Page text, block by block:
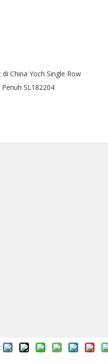
di China Yoch Single Row
SL182204